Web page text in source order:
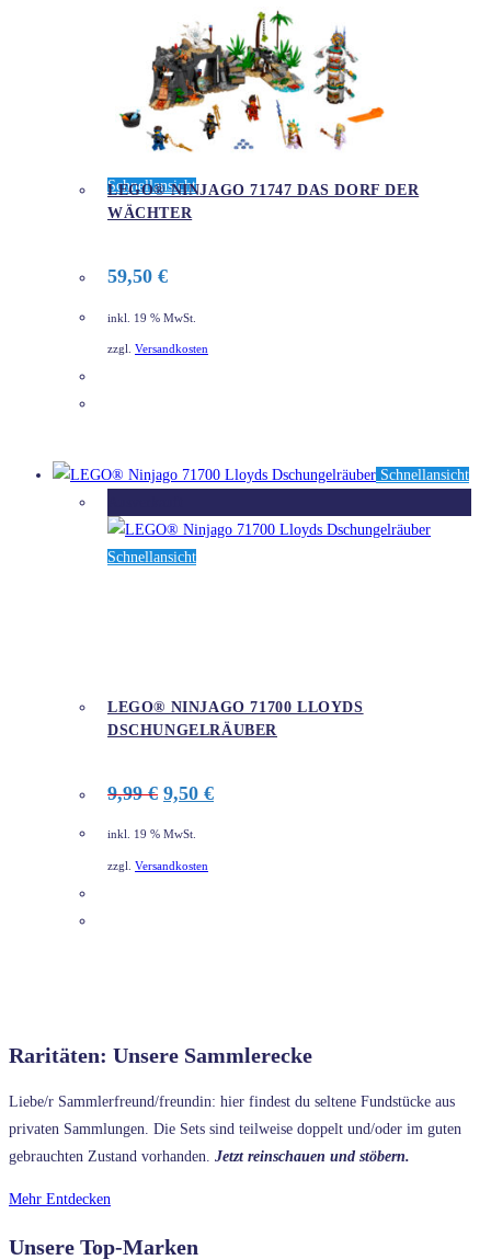
Schnellansicht
LEGO® NINJAGO 71747 DAS DORF DER
WÄCHTER
59,50 €
inkl. 19 % MwSt.
zzgl. Versandkosten
Schnellansicht
Schnellansicht
LEGO® NINJAGO 71700 LLOYDS
DSCHUNGELRÄUBER
9,99€ Ursprünglicher
Preis
war:
9,50 €Aktueller
Preis
inkl. 19 % MwSt.
zzgl. Versandkosten
Raritäten: Unsere Sammlerecke
Liebe/r Sammlerfreund/freundin: hier findest du seltene Fundstücke aus
privaten Sammlungen. Die Sets sind teilweise doppelt und/oder im guten
gebrauchten Zustand vorhanden. Jetzt reinschauen und stöbern.
Mehr Entdecken
Unsere Top-Marken